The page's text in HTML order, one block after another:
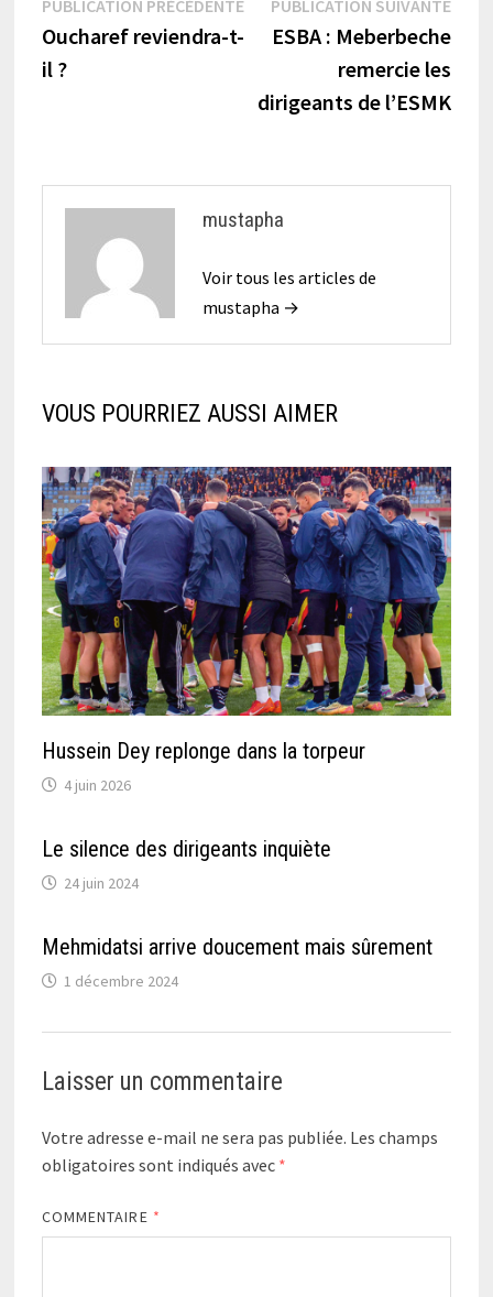
Navigation
de
PUBLICATION PRÉCÉDENTE
précédente :
Oucharef reviendra-t-
il ?
PUBLICATION SUIVANTE
ESBA : Meberbeche
remercie les
dirigeants de l’ESMK
mustapha
Voir tous les articles de
mustapha →
VOUS POURRIEZ AUSSI AIMER
Hussein Dey replonge dans la torpeur
4 juin 2026
Le silence des dirigeants inquiète
24 juin 2024
Mehmidatsi arrive doucement mais sûrement
1 décembre 2024
Laisser un commentaire
Votre adresse e-mail ne sera pas publiée. Les champs
obligatoires sont indiqués avec *
COMMENTAIRE *